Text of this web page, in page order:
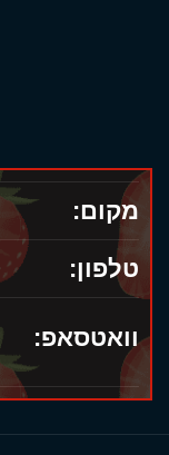
מקום:
טלפון:
וואטסאפ: